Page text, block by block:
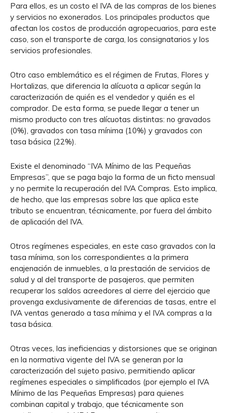
Para ellos, es un costo el IVA de las compras de los bienes
y servicios no exonerados. Los principales productos que
afectan los costos de producción agropecuarios, para este
caso, son el transporte de carga, los consignatarios y los
servicios profesionales.
Otro caso emblemático es el régimen de Frutas, Flores y
Hortalizas, que diferencia la alícuota a aplicar según la
caracterización de quién es el vendedor y quién es el
comprador. De esta forma, se puede llegar a tener un
mismo producto con tres alícuotas distintas: no gravados
(0%), gravados con tasa mínima (10%) y gravados con
tasa básica (22%).
Existe el denominado “IVA Mínimo de las Pequeñas
Empresas”, que se paga bajo la forma de un ficto mensual
y no permite la recuperación del IVA Compras. Esto implica,
de hecho, que las empresas sobre las que aplica este
tributo se encuentran, técnicamente, por fuera del ámbito
de aplicación del IVA.
Otros regímenes especiales, en este caso gravados con la
tasa mínima, son los correspondientes a la primera
enajenación de inmuebles, a la prestación de servicios de
salud y al del transporte de pasajeros, que permiten
recuperar los saldos acreedores al cierre del ejercicio que
provenga exclusivamente de diferencias de tasas, entre el
IVA ventas generado a tasa mínima y el IVA compras a la
tasa básica.
Otras veces, las ineficiencias y distorsiones que se originan
en la normativa vigente del IVA se generan por la
caracterización del sujeto pasivo, permitiendo aplicar
regímenes especiales o simplificados (por ejemplo el IVA
Mínimo de las Pequeñas Empresas) para quienes
combinan capital y trabajo, que técnicamente son